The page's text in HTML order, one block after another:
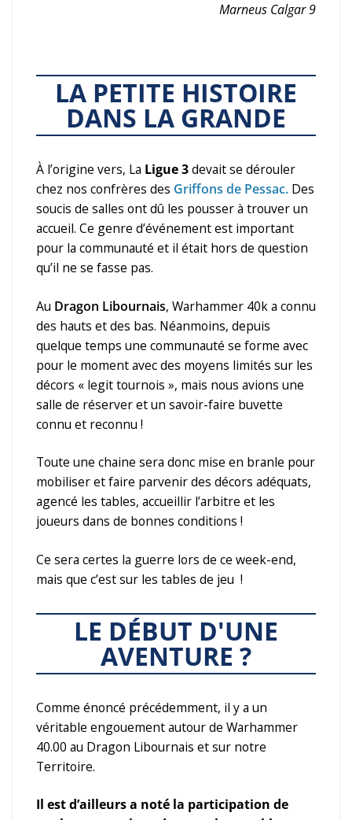
Marneus Calgar 9
LA PETITE HISTOIRE
DANS LA GRANDE
À l’origine vers, La Ligue 3devait se dérouler
chez nos confrères des Griffons de Pessac. Des
soucis de salles ont dû les pousser à trouver un
accueil. Ce genre d’événement est important
pour la communauté et il était hors de question
qu’il ne se fasse pas.
Au Dragon Libournais, Warhammer 40k a connu
des hauts et des bas. Néanmoins, depuis
quelque temps une communauté se forme avec
pour le moment avec des moyens limités sur les
décors « legit tournois », mais nous avions une
salle de réserver et un savoir-faire buvette
connu et reconnu !
Toute une chaine sera donc mise en branle pour
mobiliser et faire parvenir des décors adéquats,
agencé les tables, accueillir l’arbitre et les
joueurs dans de bonnes conditions !
Ce sera certes la guerre lors de ce week-end,
mais que c’est sur les tables de jeu !
LE DÉBUT D'UNE
AVENTURE ?
Comme énoncé précédemment, il y a un
véritable engouement autour de Warhammer
40.00 au Dragon Libournais et sur notre
Territoire.
Il est d’ailleurs a noté la participation de